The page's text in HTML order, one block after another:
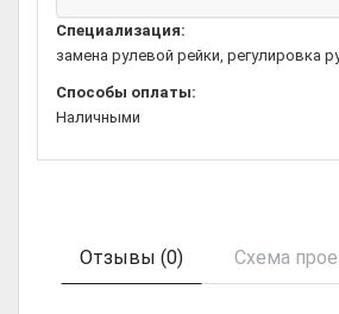
Специализация:
замена рулевой рейки, регулировка
Способы оплаты:
Наличными
Отзывы (0) Схема